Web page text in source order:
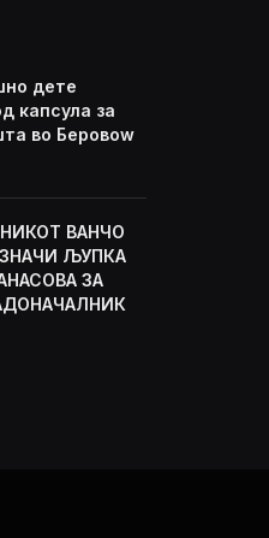
дете
капсула за
во Беровоw
ВАНЧО
ЉУПКА
ЗА